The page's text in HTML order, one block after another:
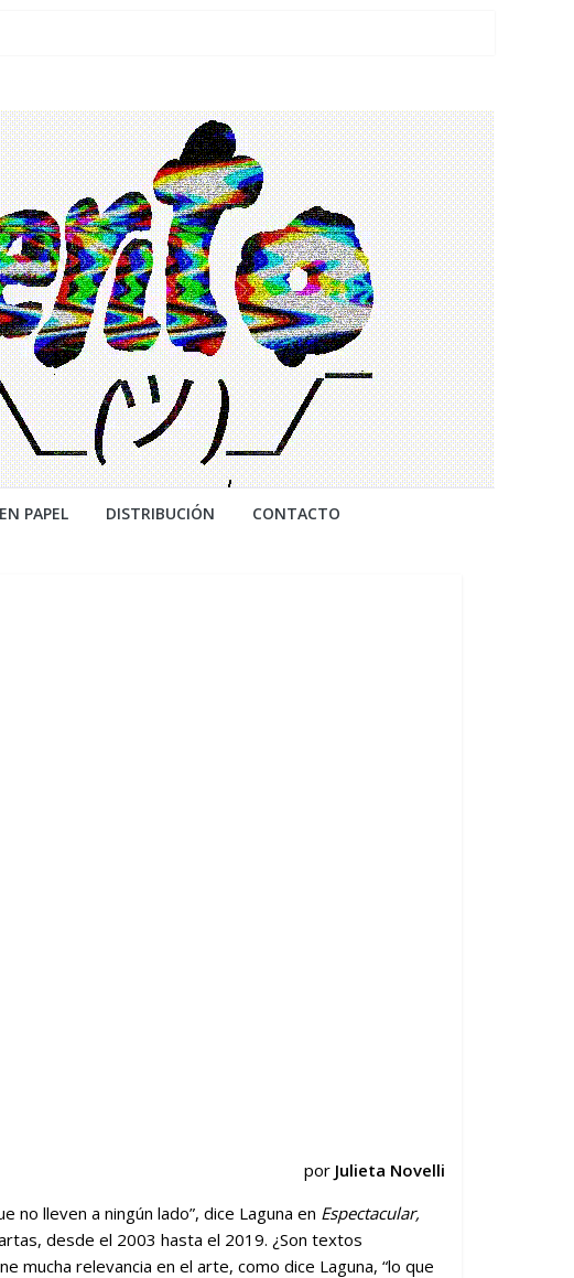
PAPEL DISTRIBUCIÓN CONTACTO
por Julieta Novelli
no lleven a ningún lado”, dice Laguna en Espectacular,
desde el 2003 hasta el 2019. ¿Son textos
mucha relevancia en el arte, como dice Laguna, “lo que